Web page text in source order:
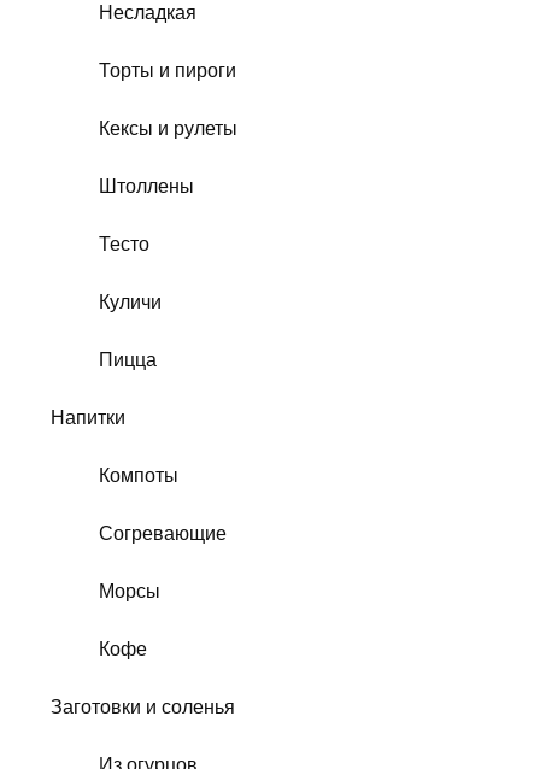
Несладкая
Торты и пироги
Кексы и рулеты
Штоллены
Тесто
Куличи
Пицца
Напитки
Компоты
Согревающие
Морсы
Кофе
Заготовки и соленья
Из огурцов